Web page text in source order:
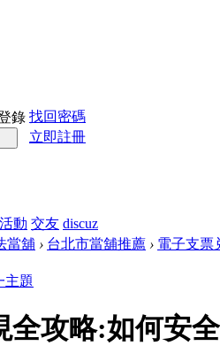
錄 找回密碼
立即註冊
活動 交友 discuz
當舖 › 台北市當舖推薦 › 電子支票
全攻略:如何安